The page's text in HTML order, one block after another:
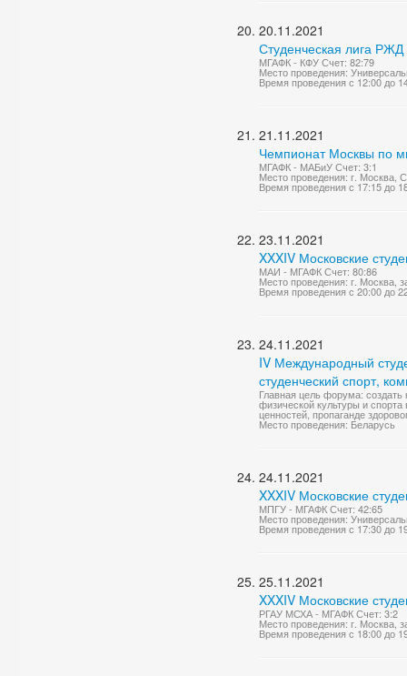
20.11.2021
Студенческая лига
МГАФК - КФУ Счет: 82:79
Место проведения:
Время проведения с 12:00 до
21.11.2021
Чемпионат Москвы по
МГАФК - МАБиУ Счет: 3:1
Место проведения: г. Москва,
Время проведения с 17:15 до
23.11.2021
XXXIV Московские
МАИ - МГАФК Счет: 80:86
Место проведения: г. Москва,
Время проведения с 20:00 до
24.11.2021
IV Международный
студенческий спорт,
Главная цель форума:
физической культуры и
ценностей, пропаганде
Место проведения: Беларусь
24.11.2021
XXXIV Московские
МПГУ - МГАФК Счет: 42:65
Место проведения:
Время проведения с 17:30 до
25.11.2021
XXXIV Московские
РГАУ МСХА - МГАФК Счет: 3:2
Место проведения: г. Москва,
Время проведения с 18:00 до